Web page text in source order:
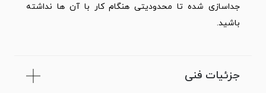
جداسازی شده تا محدودیتی هنگام کار با آن ها نداشته
باشید.
جزئیات فنی